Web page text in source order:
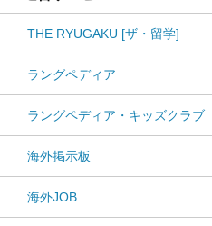
THE RYUGAKU [ザ・留学]
ラングペディア
ラングペディア・キッズクラブ
海外掲示板
海外JOB